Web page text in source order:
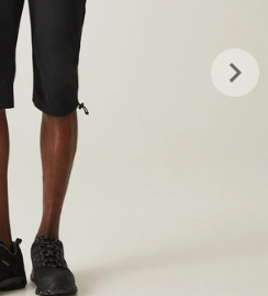
keyboard_arrow_right